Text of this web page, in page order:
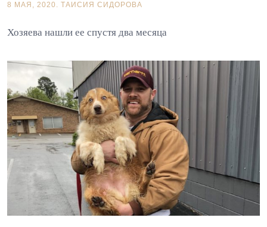
8 МАЯ, 2020. ТАИСИЯ СИДОРОВА
Хозяева нашли ее спустя два месяца